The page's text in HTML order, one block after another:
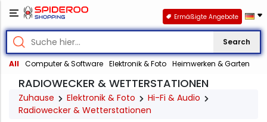
Search
All Computer & Software Elektronik & Foto Heimwerken & Garten
Ermäßigte Angebote
RADIOWECKER & WETTERSTATIONEN
Zuhause Elektronik & Foto
Hi-Fi & Audio
Radiowecker & Wetterstationen